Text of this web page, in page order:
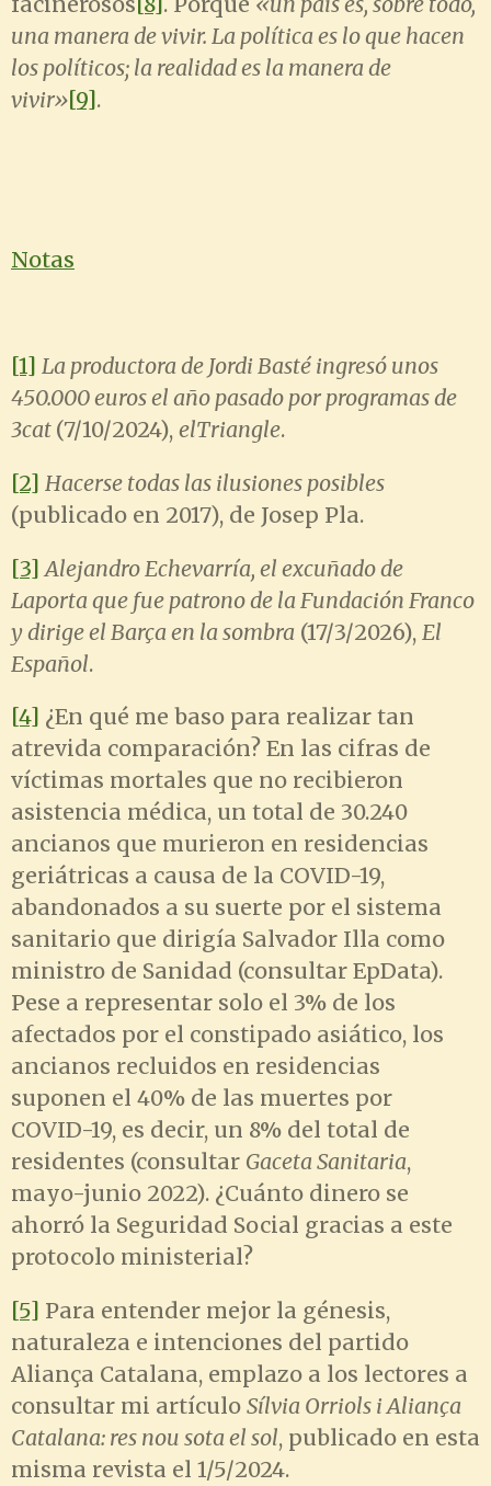
una manera de vivir. La política es lo que hacen
los políticos; la realidad es la manera de
vivir»[9].
Notas
[1] La productora de Jordi Basté ingresó unos
450.000 euros el año pasado por programas de
3cat (7/10/2024), elTriangle.
[2] Hacerse todas las ilusiones posibles
(publicado en 2017), de Josep Pla.
[3] Alejandro Echevarría, el excuñado de
Laporta que fue patrono de la Fundación Franco
y dirige el Barça en la sombra (17/3/2026), El
Español.
[4] ¿En qué me baso para realizar tan
atrevida comparación? En las cifras de
víctimas mortales que no recibieron
asistencia médica, un total de 30.240
ancianos que murieron en residencias
geriátricas a causa de la COVID-19,
abandonados a su suerte por el sistema
sanitario que dirigía Salvador Illa como
ministro de Sanidad (consultar EpData).
Pese a representar solo el 3% de los
afectados por el constipado asiático, los
ancianos recluidos en residencias
suponen el 40% de las muertes por
COVID-19, es decir, un 8% del total de
residentes (consultar Gaceta Sanitaria,
mayo-junio 2022). ¿Cuánto dinero se
ahorró la Seguridad Social gracias a este
protocolo ministerial?
[5] Para entender mejor la génesis,
naturaleza e intenciones del partido
Aliança Catalana, emplazo a los lectores a
consultar mi artículo Sílvia Orriols i Aliança
Catalana: res nou sota el sol, publicado en esta
misma revista el 1/5/2024.